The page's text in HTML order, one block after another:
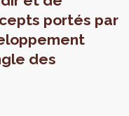
portés par
des